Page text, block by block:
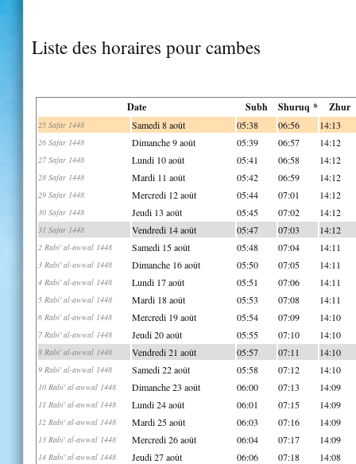
Liste des horaires pour cambes
Date Subh Shuruq * Zhur
25 Safar 1448 Samedi 8 août 05:38 06:56 14:13
26 Safar 1448 Dimanche 9 août 05:39 06:57 14:12
27 Safar 1448 Lundi 10 août 05:41 06:58 14:12
28 Safar 1448 Mardi 11 août 05:42 06:59 14:12
29 Safar 1448 Mercredi 12 août 05:44 07:01 14:12
30 Safar 1448 Jeudi 13 août 05:45 07:02 14:12
31 Safar 1448 Vendredi 14 août 05:47 07:03 14:12
2 Rabi' al-awwal 1448 Samedi 15 août 05:48 07:04 14:11
3 Rabi' al-awwal 1448 Dimanche 16 août 05:50 07:05 14:11
4 Rabi' al-awwal 1448 Lundi 17 août 05:51 07:06 14:11
5 Rabi' al-awwal 1448 Mardi 18 août 05:53 07:08 14:11
6 Rabi' al-awwal 1448 Mercredi 19 août 05:54 07:09 14:10
7 Rabi' al-awwal 1448 Jeudi 20 août 05:55 07:10 14:10
8 Rabi' al-awwal 1448 Vendredi 21 août 05:57 07:11 14:10
9 Rabi' al-awwal 1448 Samedi 22 août 05:58 07:12 14:10
10 Rabi' al-awwal 1448 Dimanche 23 août 06:00 07:13 14:09
11 Rabi' al-awwal 1448 Lundi 24 août 06:01 07:15 14:09
12 Rabi' al-awwal 1448 Mardi 25 août 06:03 07:16 14:09
13 Rabi' al-awwal 1448 Mercredi 26 août 06:04 07:17 14:09
14 Rabi' al-awwal 1448 Jeudi 27 août 06:06 07:18 14:08